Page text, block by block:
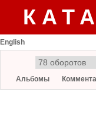
English
Альбомы